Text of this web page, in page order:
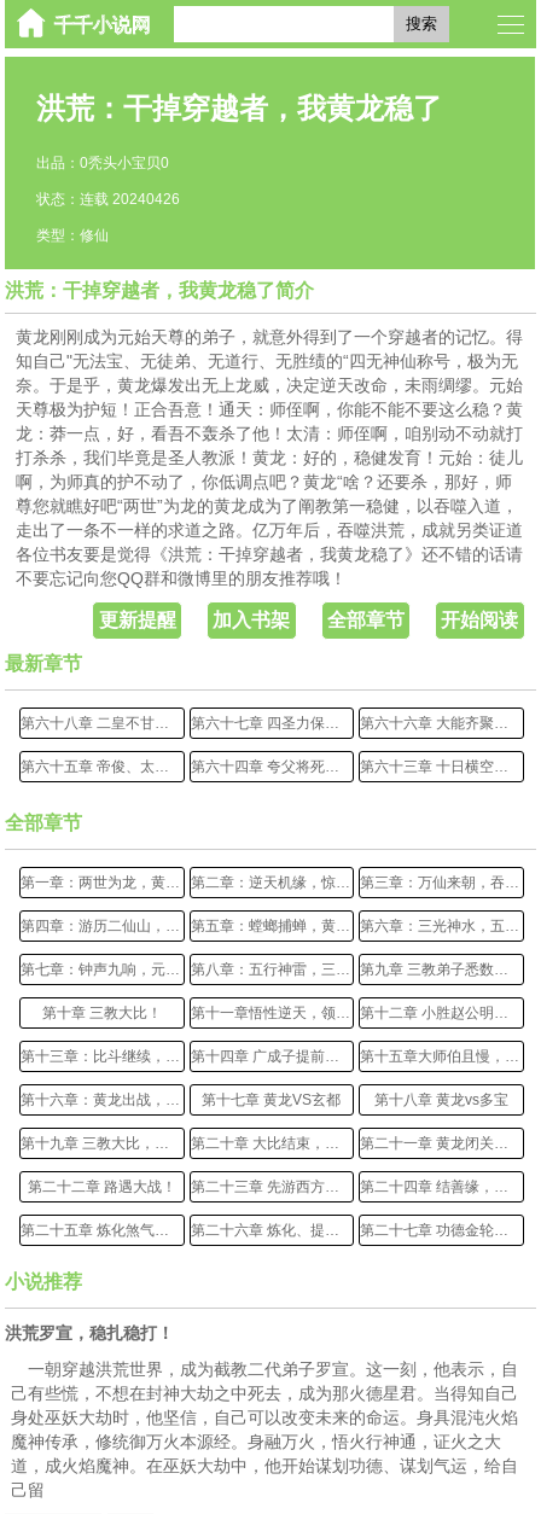
搜索
洪荒：干掉穿越者，我黄龙稳了
出品：0秃头小宝贝0
状态：连载 20240426
类型：修仙
洪荒：干掉穿越者，我黄龙稳了简介
黄龙刚刚成为元始天尊的弟子，就意外得到了一个穿越者的记忆。得
知自己"无法宝、无徒弟、无道行、无胜绩的“四无神仙称号，极为无
奈。于是乎，黄龙爆发出无上龙威，决定逆天改命，未雨绸缪。元始
天尊极为护短！正合吾意！通天：师侄啊，你能不能不要这么稳？黄
龙：莽一点，好，看吾不轰杀了他！太清：师侄啊，咱别动不动就打
打杀杀，我们毕竟是圣人教派！黄龙：好的，稳健发育！元始：徒儿
啊，为师真的护不动了，你低调点吧？黄龙“啥？还要杀，那好，师
尊您就瞧好吧“两世”为龙的黄龙成为了阐教第一稳健，以吞噬入道，
走出了一条不一样的求道之路。亿万年后，吞噬洪荒，成就另类证道
各位书友要是觉得《洪荒：干掉穿越者，我黄龙稳了》还不错的话请
不要忘记向您QQ群和微博里的朋友推荐哦！
开始阅读
全部章节
加入书架
更新提醒
最新章节
第六十八章 二皇不甘，欲起量劫覆天地！ 第六十七章 四圣力保，帝俊屈辱低头！ 第六十六章 大能齐聚，黄龙的人脉与靠山！
第六十五章 帝俊、太一杀至！ 第六十四章 夸父将死，黄龙出手！ 第六十三章 十日横空，夸父逐日！
全部章节
第二章：逆天机缘，惊现混沌珠！
第五章：螳螂捕蝉，黄雀在后
第十章 三教大比！ 第十一章悟性逆天，领悟九转元功！
第十四章 广成子提前下场，对战金灵！
第十七章 黄龙VS玄都 第十八章 黄龙vs多宝
第二十二章 路遇大战！ 第二十三章 先游西方，再去不周山！
第二十七章 功德金轮现，准提震惊！
第三十四章 半滴盘古精血，进巫族宝库！ 第三十五章 盘点收获，游历不周山！ 第三十六章 攀登不周山！
第三十七章 十二品净世白莲，终获息壤 第三十八章 刑天的蜕变，龙族危机！ 第三十九章 阐截二教生嫌隙，太乙金仙后期！
第四十章 厚积薄发，太乙金仙后期！ 第四十一章 炼化灵宝，武装自己！ 第四十二章 龙族危机，黄龙成救命稻草
小说推荐
洪荒罗宣，稳扎稳打！
一朝穿越洪荒世界，成为截教二代弟子罗宣。这一刻，他表示，自
己有些慌，不想在封神大劫之中死去，成为那火德星君。当得知自己
身处巫妖大劫时，他坚信，自己可以改变未来的命运。身具混沌火焰
魔神传承，修统御万火本源经。身融万火，悟火行神通，证火之大
道，成火焰魔神。在巫妖大劫中，他开始谋划功德、谋划气运，给自
己留